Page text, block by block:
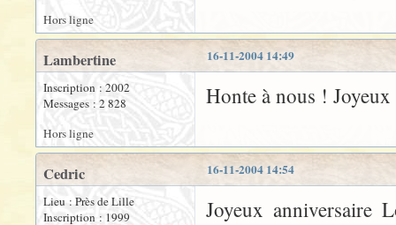
Hors ligne
16-11-2004 14:49
Lambertine
Inscription : 2002
Messages : 2 828
Honte à nous !
Hors ligne
16-11-2004 14:54
Cedric
Lieu : Près de Lille
Inscription : 1999
Joyeux anniversaire